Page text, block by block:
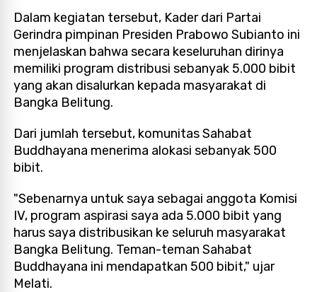
Dalam kegiatan tersebut, Kader dari Partai
Gerindra pimpinan Presiden Prabowo Subianto ini
menjelaskan bahwa secara keseluruhan dirinya
memiliki program distribusi sebanyak 5.000 bibit
yang akan disalurkan kepada masyarakat di
Bangka Belitung.
Dari jumlah tersebut, komunitas Sahabat
Buddhayana menerima alokasi sebanyak 500
bibit.
"Sebenarnya untuk saya sebagai anggota Komisi
IV, program aspirasi saya ada 5.000 bibit yang
harus saya distribusikan ke seluruh masyarakat
Bangka Belitung. Teman-teman Sahabat
Buddhayana ini mendapatkan 500 bibit," ujar
Melati.